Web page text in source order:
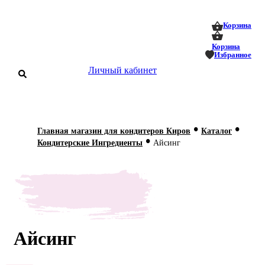
Корзина
Корзина
Избранное
Личный кабинет
Статьи
О нас
Главная магазин для кондитеров Киров • Каталог •
Кондитерские Ингредиенты • Айсинг
Айсинг